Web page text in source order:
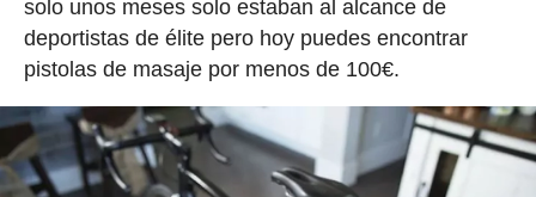
solo unos meses solo estaban al alcance de
deportistas de élite pero hoy puedes encontrar
pistolas de masaje por menos de 100€.